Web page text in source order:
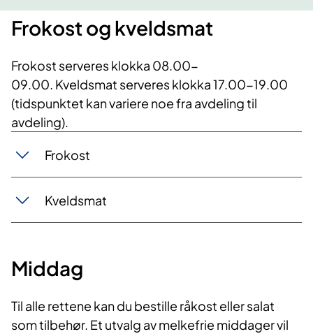
Frokost og kveldsmat
Frokost serveres klokka 08.00-
09.00. Kveldsmat serveres klokka 17.00-19.00
(tidspunktet kan variere noe fra avdeling til
avdeling).
Frokost
Kveldsmat
Middag
Til alle rettene kan du bestille råkost eller salat
som tilbehør. Et utvalg av melkefrie middager vil